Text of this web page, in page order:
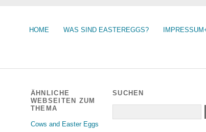
HOME WAS SIND EASTEREGGS?
ÄHNLICHE
WEBSEITEN ZUM
THEMA
Cows and Easter Eggs
SUCHEN